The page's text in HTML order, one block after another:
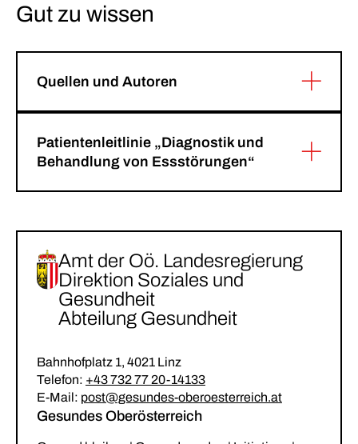
Gut zu wissen
Quellen und Autoren
Patientenleitlinie „Diagnostik und
Behandlung von Essstörungen“
Amt der Oö. Landesregierung
Direktion Soziales und
Gesundheit
Abteilung Gesundheit
Bahnhofplatz 1, 4021 Linz
Telefon: +43 732 77 20-14133
E-Mail: post@gesundes-oberoesterreich.at
Gesundes Oberösterreich